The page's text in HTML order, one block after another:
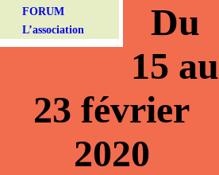
FORUM
L’association
Du
15 au
23 février
2020